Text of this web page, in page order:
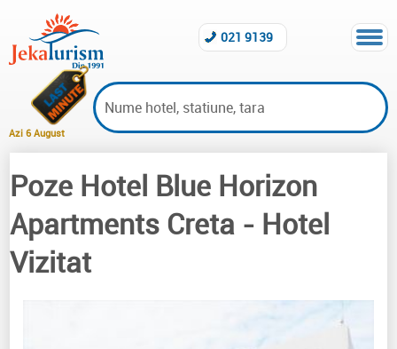
Azi 6 August
021 9139
Hoteluri vizitate Creta
Poze Hotel Blue Horizon
Apartments Creta - Hotel
Vizitat